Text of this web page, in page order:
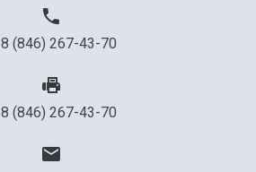
8 (846) 267-43-70
8 (846) 267-43-70